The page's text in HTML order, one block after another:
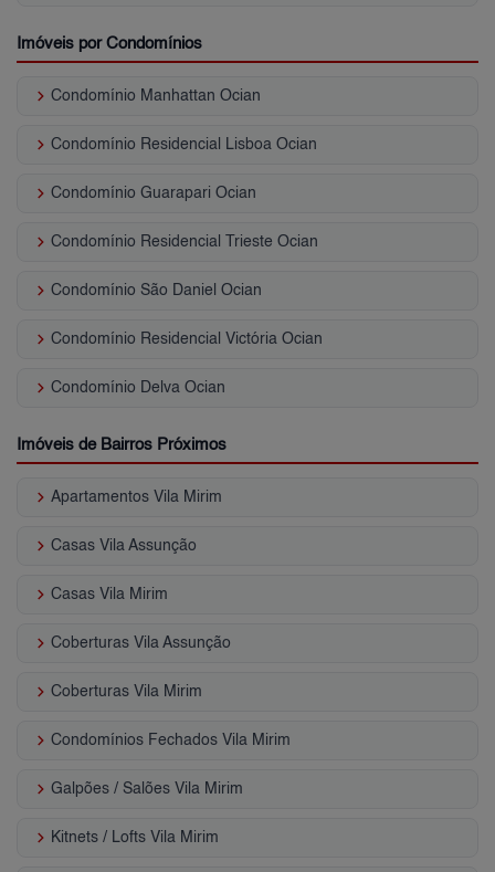
Imóveis por Condomínios
keyboard_arrow_right Condomínio Manhattan Ocian
keyboard_arrow_right Condomínio Residencial Lisboa Ocian
keyboard_arrow_right Condomínio Guarapari Ocian
keyboard_arrow_right Condomínio Residencial Trieste Ocian
keyboard_arrow_right Condomínio São Daniel Ocian
keyboard_arrow_right Condomínio Residencial Victória Ocian
keyboard_arrow_right Condomínio Delva Ocian
Imóveis de Bairros Próximos
keyboard_arrow_right Apartamentos Vila Mirim
keyboard_arrow_right Casas Vila Assunção
keyboard_arrow_right Casas Vila Mirim
keyboard_arrow_right Coberturas Vila Assunção
keyboard_arrow_right Coberturas Vila Mirim
keyboard_arrow_right Condomínios Fechados Vila Mirim
keyboard_arrow_right Galpões / Salões Vila Mirim
keyboard_arrow_right Kitnets / Lofts Vila Mirim